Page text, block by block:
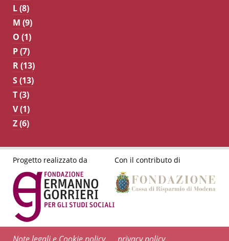
L (8)
M (9)
O (1)
P (7)
R (13)
S (13)
T (3)
V (1)
Z (6)
Progetto realizzato da Con il contributo di